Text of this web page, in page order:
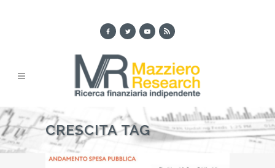
CRESCITA TAG